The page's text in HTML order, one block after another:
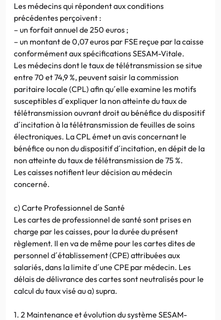
Les médecins qui répondent aux conditions
précédentes perçoivent :
– un forfait annuel de 250 euros ;
– un montant de 0,07 euros par FSE reçue par la caisse
conformément aux spécifications SESAM-Vitale.
Les médecins dont le taux de télétransmission se situe
entre 70 et 74,9 %, peuvent saisir la commission
paritaire locale (CPL) afin qu´elle examine les motifs
susceptibles d´expliquer la non atteinte du taux de
télétransmission ouvrant droit au bénéfice du dispositif
d´incitation à la télétransmission de feuilles de soins
électroniques. La CPL émet un avis concernant le
bénéfice ou non du dispositif d´incitation, en dépit de la
non atteinte du taux de télétransmission de 75 %.
Les caisses notifient leur décision au médecin
concerné.
c) Carte Professionnel de Santé
Les cartes de professionnel de santé sont prises en
charge par les caisses, pour la durée du présent
règlement. Il en va de même pour les cartes dites de
personnel d´établissement (CPE) attribuées aux
salariés, dans la limite d´une CPE par médecin. Les
délais de délivrance des cartes sont neutralisés pour le
calcul du taux visé au a) supra.
1. 2 Maintenance et évolution du système SESAM-